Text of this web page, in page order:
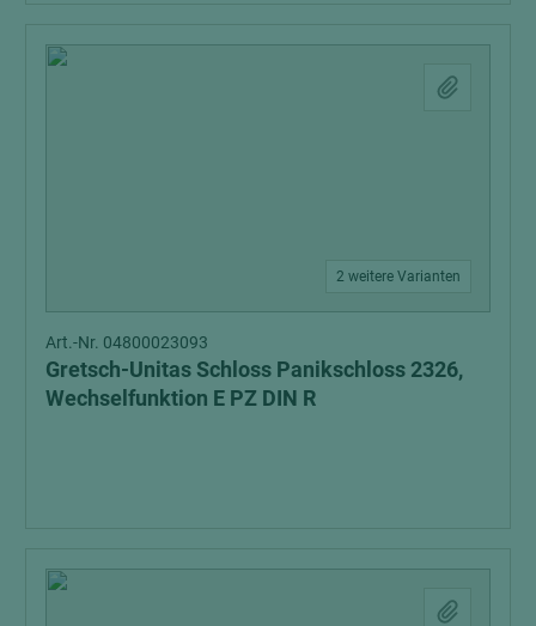
2 weitere Varianten
Art.-Nr. 04800023093
Gretsch-Unitas Schloss Panikschloss 2326,
Wechselfunktion E PZ DIN R